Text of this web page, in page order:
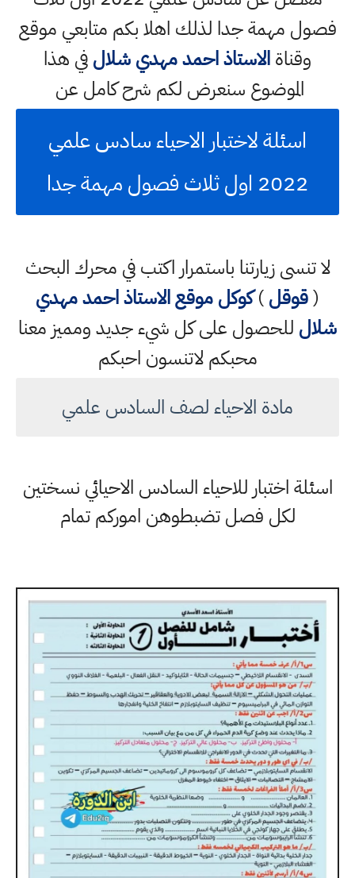
فصول مهمة جدا لذلك اهلا بكم متابعي موقع
وقناةالاستاذ احمد مهدي شلالفي هذا
الموضوع سنعرض لكم شرح كامل عن
اسئلة لاختبار الاحياء سادس علمي
2022 اول ثلاث فصول مهمة جدا
لا تنسى زيارتنا باستمرار اكتب في محرك البحث
(قوقل)كوكلموقع الاستاذ احمد مهدي
شلال للحصول على كل شيء جديد ومميز معنا
محبكم لاتنسون احبكم
مادة الاحياء لصف السادس علمي
اسئلة اختبار للاحياء السادس الاحيائي نسختين
لكل فصل تضبطوهن اموركم تمام